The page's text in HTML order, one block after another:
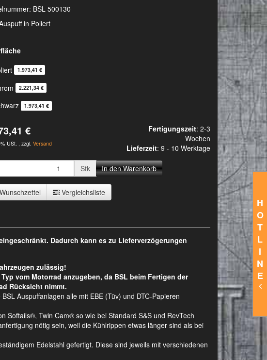
H
O
T
L
I
N
E
BSL 500130
in Poliert
1.973,41 €
2.221,34 €
1.973,41 €
€
USt. , zzgl.Versand
Fertigungszeit: 2-3
Wochen
Lieferzeit: 9 - 10 Werktage
Stk In den Warenkorb
Wunschzettel Vergleichsliste
Dadurch kann es zu Lieferverzögerungen
zulässig!
vom Motorrad anzugeben, da BSL beim Fertigen der
Rücksicht nimmt.
Auspuffanlagen alle mit EBE (Tüv) und DTC-Papieren
Softails®, Twin Cam® so wie bei Standard S&S und RevTech
nötig sein, weil die Kühlrippen etwas länger sind als bei
Edelstahl gefertigt. Diese sind jeweils mit verschiedenen